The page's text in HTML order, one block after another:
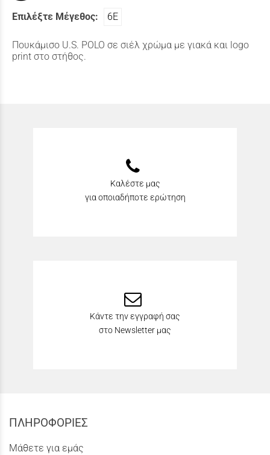
Επιλέξτε Μέγεθος: 6Ε
Πουκάμισο U.S. POLO σε σιέλ χρώμα με γιακά και logo
print στο στήθος.
Καλέστε μας
για οποιαδήποτε ερώτηση
Κάντε την εγγραφή σας
στο Newsletter μας
ΠΛΗΡΟΦΟΡΙΕΣ
Μάθετε για εμάς